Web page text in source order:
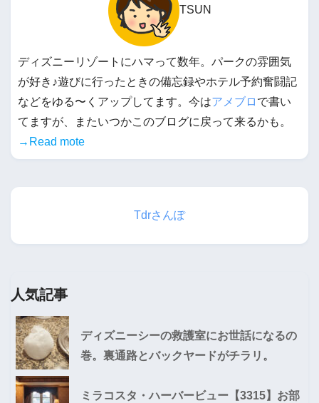
TSUN
ディズニーリゾートにハマって数年。パークの雰囲気
が好き♪遊びに行ったときの備忘録やホテル予約奮闘記
などをゆる〜くアップしてます。今はアメブロ で書い
てますが、またいつかこのブログに戻って来るかも。
→Read mote
Tdrさんぽ
人気記事
ディズニーシーの救護室にお世話になるの
巻。裏通路とバックヤードがチラリ。
ミラコスタ・ハーバービュー【3315】お部